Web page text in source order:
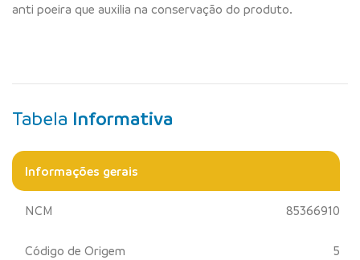
anti poeira que auxilia na conservação do produto.
Tabela Informativa
Informações gerais
NCM 85366910
Código de Origem 5